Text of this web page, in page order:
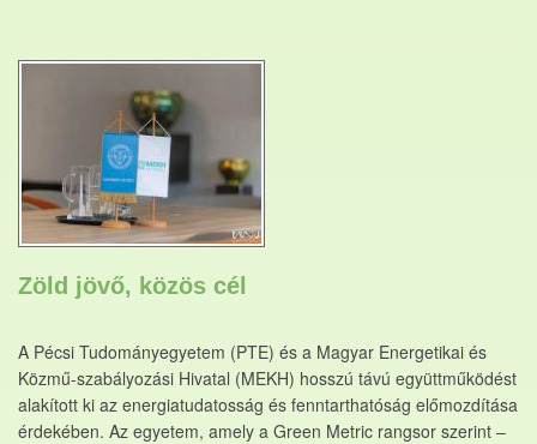
Zöld jövő, közös cél
A Pécsi Tudományegyetem (PTE) és a Magyar Energetikai és
Közmű-szabályozási Hivatal (MEKH) hosszú távú együttműködést
alakított ki az energiatudatosság és fenntarthatóság előmozdítása
érdekében. Az egyetem, amely a Green Metric rangsor szerint –